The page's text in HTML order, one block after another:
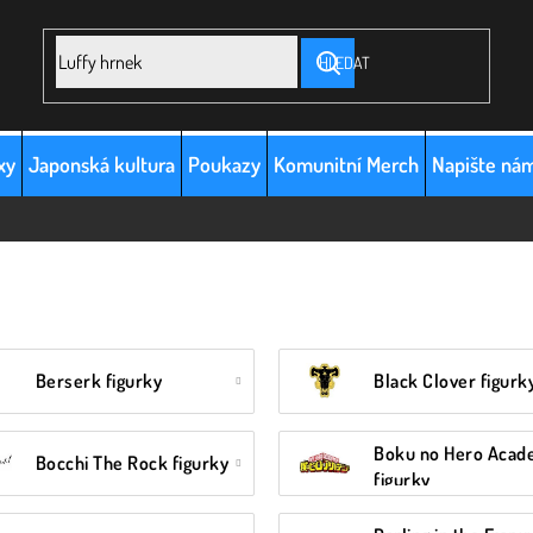
HLEDAT
Japonská kultura Poukazy Komunitní Merch Napište
Berserk figurky Black Clover
Bocchi The Rock figurky
Boku no Hero
figurky